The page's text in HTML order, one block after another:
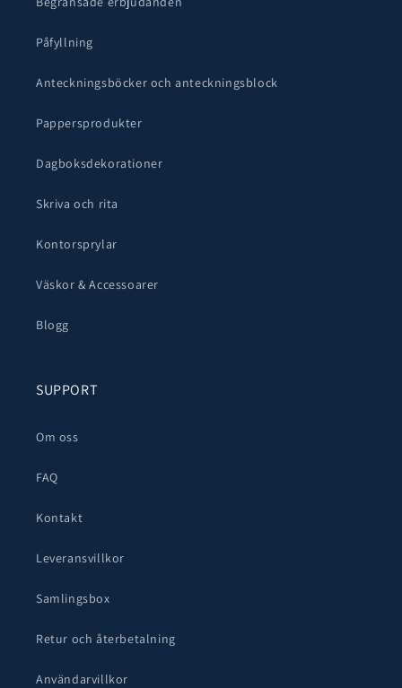
Påfyllning
Anteckningsböcker och anteckningsblock
Pappersprodukter
Dagboksdekorationer
Skriva och rita
Kontorsprylar
Väskor & Accessoarer
Blogg
SUPPORT
Om oss
FAQ
Kontakt
Leveransvillkor
Samlingsbox
Retur och återbetalning
Användarvillkor